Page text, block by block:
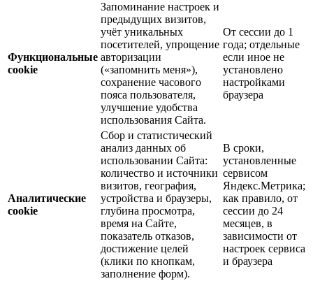
Функциональные
cookie
Запоминание настроек и
предыдущих визитов,
учёт уникальных
посетителей, упрощение
авторизации
(«запомнить меня»),
сохранение часового
пояса пользователя,
улучшение удобства
использования Сайта.
От сессии до 1
года; отдельные
если иное не
установлено
настройками
браузера
Аналитические
cookie
Сбор и статистический
анализ данных об
использовании Сайта:
количество и источники
визитов, география,
устройства и браузеры,
глубина просмотра,
время на Сайте,
показатель отказов,
достижение целей
(клики по кнопкам,
заполнение форм).
В сроки,
установленные
сервисом
Яндекс.Метрика;
как правило, от
сессии до 24
месяцев, в
зависимости от
настроек сервиса
и браузера